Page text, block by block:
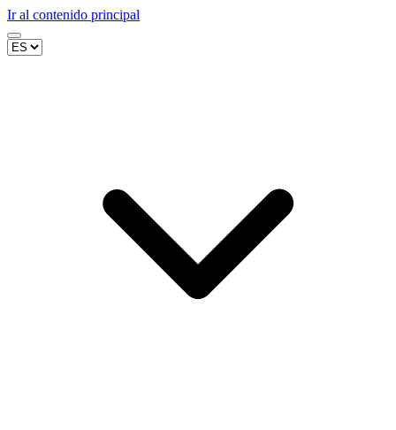
Ir al contenido principal